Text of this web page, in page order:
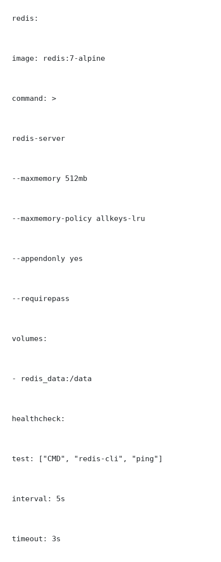
redis:
image: redis:7-alpine
command: >
redis-server
--maxmemory 512mb
--maxmemory-policy allkeys-lru
--appendonly yes
--requirepass
volumes:
- redis_data:/data
healthcheck:
test: ["CMD", "redis-cli", "ping"]
interval: 5s
timeout: 3s